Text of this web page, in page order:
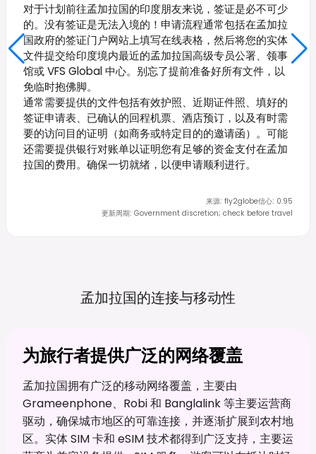
对于计划前往孟加拉国的印度朋友来说，签证是必不可少
的。没有签证是无法入境的！申请流程通常包括在孟加拉
国政府的签证门户网站上填写在线表格，然后将您的实体
文件提交给印度境内最近的孟加拉国高级专员公署、领事
馆或 VFS Global 中心。别忘了提前准备好所有文件，以
免临时抱佛脚。
通常需要提供的文件包括有效护照、近期证件照、填好的
签证申请表、已确认的回程机票、酒店预订，以及有时需
要的访问目的证明（如商务或特定目的的邀请函）。可能
还需要提供银行对账单以证明您有足够的资金支付在孟加
拉国的费用。确保一切就绪，以便申请顺利进行。
来源: fly2globe信心: 0.95
更新周期: Government discretion; check before travel
孟加拉国的连接与移动性
为旅行者提供广泛的网络覆盖
孟加拉国拥有广泛的移动网络覆盖，主要由
Grameenphone、Robi 和 Banglalink 等主要运营商
驱动，确保城市地区的可靠连接，并逐渐扩展到农村地
区。实体 SIM 卡和 eSIM 技术都得到广泛支持，主要运